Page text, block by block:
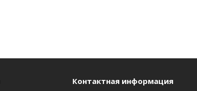
Контактная информация